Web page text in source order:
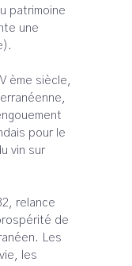
patrimoine
une
ème siècle,
pour le
vin sur
relance
de
Les
les